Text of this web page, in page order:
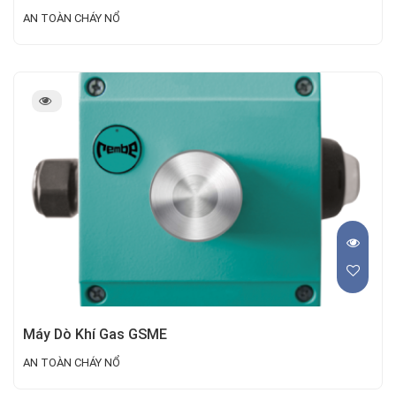
AN TOÀN CHÁY NỔ
Máy Dò Khí Gas GSME
AN TOÀN CHÁY NỔ